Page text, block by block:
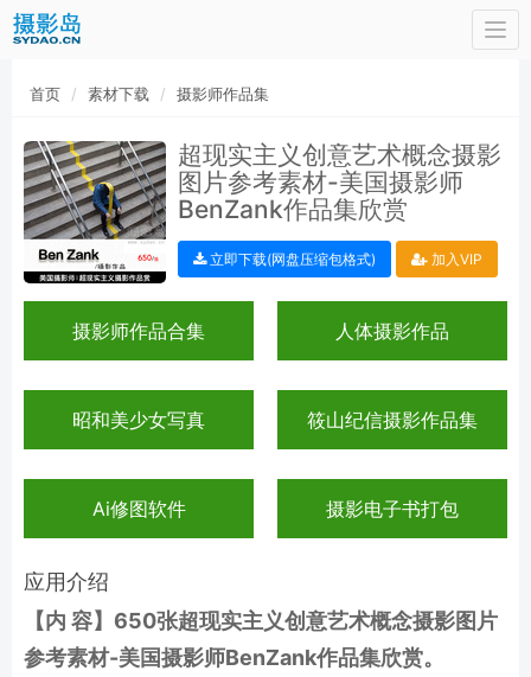
首页 素材下载 摄影师作品集
超现实主义创意艺术概念摄影
图片参考素材-美国摄影师
BenZank作品集欣赏
立即下载(网盘压缩包格式) 加入VIP
摄影师作品合集 人体摄影作品
昭和美少女写真 筱山纪信摄影作品集
Ai修图软件 摄影电子书打包
应用介绍
【内 容】650张超现实主义创意艺术概念摄影图片
参考素材-美国摄影师BenZank作品集欣赏。